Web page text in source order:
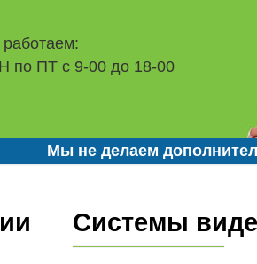
по ПТ с 9-00 до 18-00
Мы не делаем
Системы